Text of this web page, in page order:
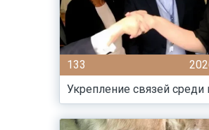
133
Укрепление связей среди